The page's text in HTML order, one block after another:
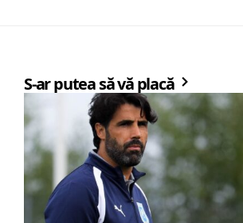
S-ar putea să vă placă